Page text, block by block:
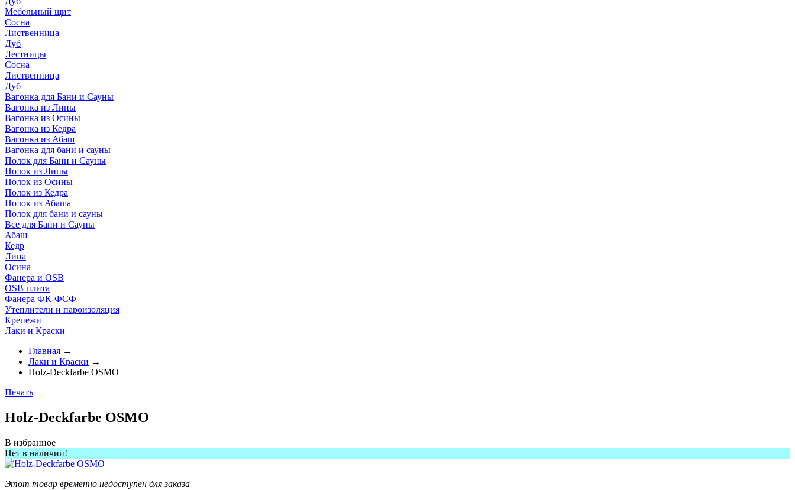
Мебельный щит
Сосна
Лиственница
Дуб
Лестницы
Сосна
Лиственница
Дуб
Вагонка для Бани и Сауны
Вагонка из Липы
Вагонка из Осины
Вагонка из Кедра
Вагонка из Абаш
Вагонка для бани и сауны
Полок для Бани и Сауны
Полок из Липы
Полок из Осины
Полок из Кедра
Полок из Абаша
Полок для бани и сауны
Все для Бани и Сауны
Абаш
Кедр
Липа
Осина
Фанера и OSB
OSB плита
Фанера ФК-ФСФ
Утеплители и пароизоляция
Крепежи
Лаки и Краски
Главная →
Лаки и Краски →
Holz-Deckfarbe OSMO
Печать
Holz-Deckfarbe OSMO
В избранное
Нет в наличии!
Этот товар временно недоступен для заказа